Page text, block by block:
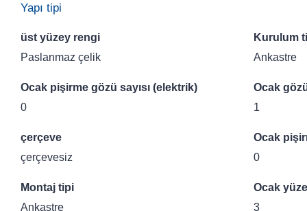
Yapı tipi
üst yüzey rengi
Paslanmaz çelik
Kurulum
Ankastre
Ocak pişirme gözü sayısı (elektrik)
0
Ocak
1
çerçeve
çerçevesiz
Ocak
0
Montaj tipi
Ankastre
Ocak
3